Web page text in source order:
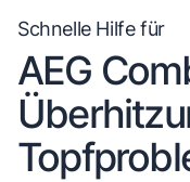
Schnelle Hilfe für
AEG